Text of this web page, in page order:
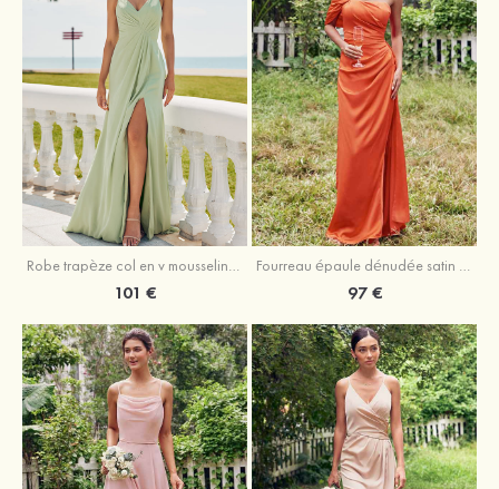
Robe trapèze col en v mousseline ras du sol robe de demoiselle d'honneur
101 €
Fourreau épaule dénudée satin extensible ras du sol robe de demoiselle d'honneur
97 €